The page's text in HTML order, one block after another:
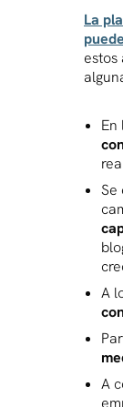
La
estos
Se
A
A